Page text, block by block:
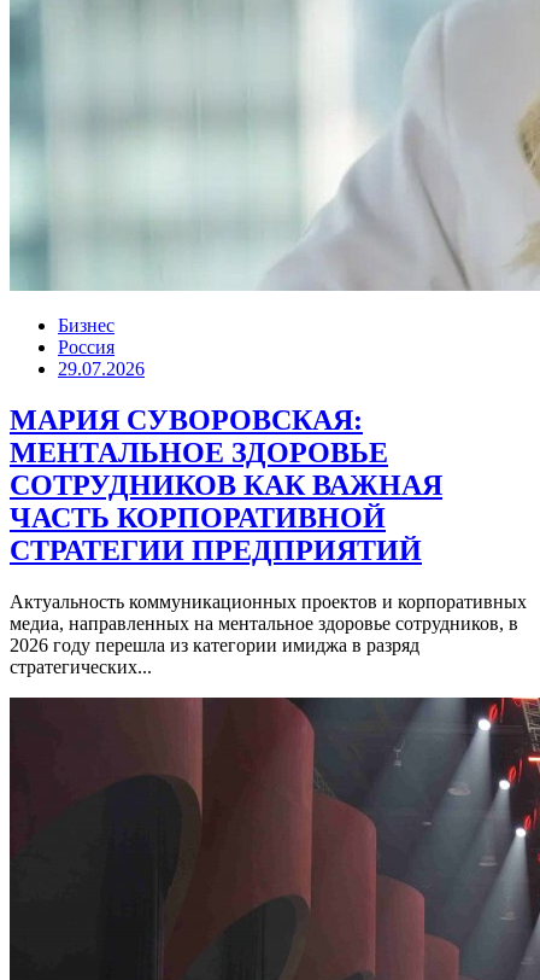
Бизнес
Россия
29.07.2026
МАРИЯ СУВОРОВСКАЯ:
МЕНТАЛЬНОЕ ЗДОРОВЬЕ
СОТРУДНИКОВ КАК ВАЖНАЯ
ЧАСТЬ КОРПОРАТИВНОЙ
СТРАТЕГИИ ПРЕДПРИЯТИЙ
Актуальность коммуникационных проектов и корпоративных
медиа, направленных на ментальное здоровье сотрудников, в
2026 году перешла из категории имиджа в разряд
стратегических...